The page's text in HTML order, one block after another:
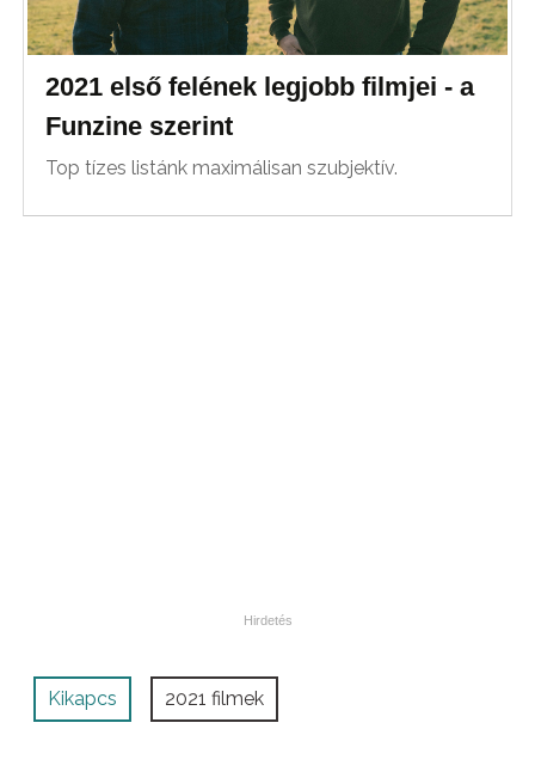
2021 első felének legjobb filmjei - a
Funzine szerint
Top tízes listánk maximálisan szubjektív.
Kikapcs 2021 filmek